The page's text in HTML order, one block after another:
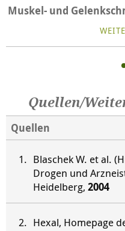
Muskel- und
Quellen/
Quellen
Blaschek W. et al.
Drogen und
Heidelberg, 2004
Hexal, Homepage